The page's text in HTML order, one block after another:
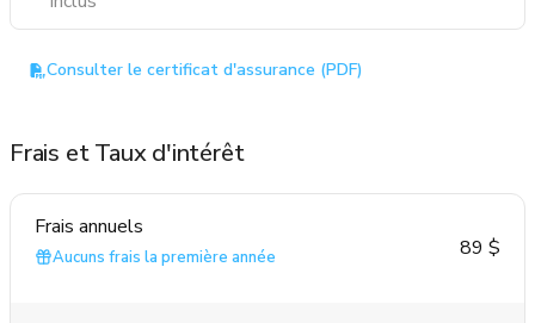
Consulter le certificat d'assurance (PDF)
Frais et Taux d'intérêt
Frais annuels
Aucuns frais la première année 89 $